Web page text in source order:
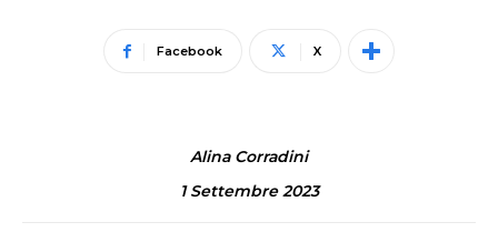
Facebook X
Alina Corradini
1 Settembre 2023